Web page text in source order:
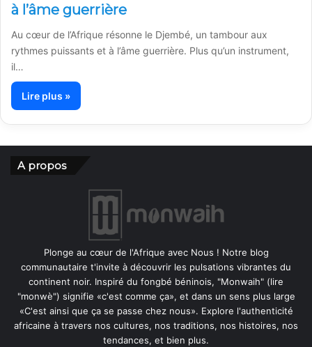
à l’âme guerrière
Au cœur de l’Afrique résonne le Djembé, un tambour aux
rythmes puissants et à l’âme guerrière. Plus qu’un instrument,
il…
Lire plus »
A propos
Plonge au cœur de l'Afrique avec Nous ! Notre blog
communautaire t'invite à découvrir les pulsations vibrantes du
continent noir. Inspiré du fongbé béninois, "Monwaih" (lire
"monwè") signifie «c'est comme ça», et dans un sens plus large
«C'est ainsi que ça se passe chez nous». Explore l'authenticité
africaine à travers nos cultures, nos traditions, nos histoires, nos
tendances, et bien plus.